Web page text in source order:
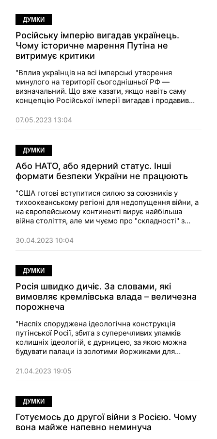
ДУМКИ
Російську імперію вигадав українець.
Чому історичне марення Путіна не
витримує критики
"Вплив українців на всі імперські утворення
минулого на території сьогоднішньої РФ —
визначальний. Що вже казати, якщо навіть саму
концепцію Російської імперії вигадав і продавив
Прокопович". Думка
07.05.2023 13:04
ДУМКИ
Або НАТО, або ядерний статус. Інші
формати безпеки України не працюють
"США готові вступитися силою за союзників у
тихоокеанському регіоні для недопущення війни, а
на європейському континенті вирує найбільша
війна століття, але ми чуємо про "складності" з
танків". Думка
30.04.2023 10:04
ДУМКИ
Росія швидко дичіє. За словами, які
вимовляє кремлівська влада – величезна
порожнеча
"Наспіх споруджена ідеологічна конструкція
путінської Росії, збита з суперечливих уламків
колишніх ідеологій, є дурницею, за якою можна
будувати палаци із золотими йоржиками для
Бахмутом за абсолютно неясні цілі". Думка.
21.04.2023 19:05
ДУМКИ
Готуємось до другої війни з Росією. Чому
вона майже напевно неминуча